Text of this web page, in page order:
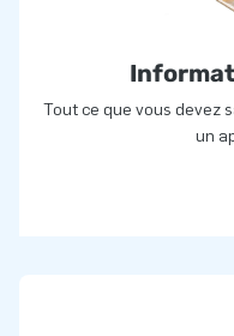
Tout ce que vous devez
un